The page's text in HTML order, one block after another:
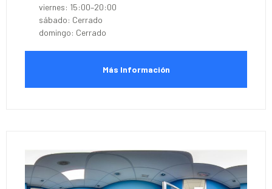
viernes: 15:00–20:00
sábado: Cerrado
domingo: Cerrado
Más Información